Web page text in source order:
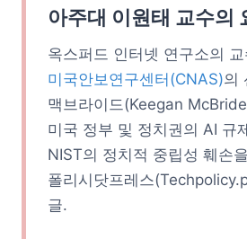
아주대 이원태 교수의
옥스퍼드 인터넷 연구소의
미국안보연구센터(CNAS)의
맥브라이드(Keegan
미국 정부 및 정치권의 AI 규
NIST의 정치적 중립성 훼손
폴리시닷프레스
글.